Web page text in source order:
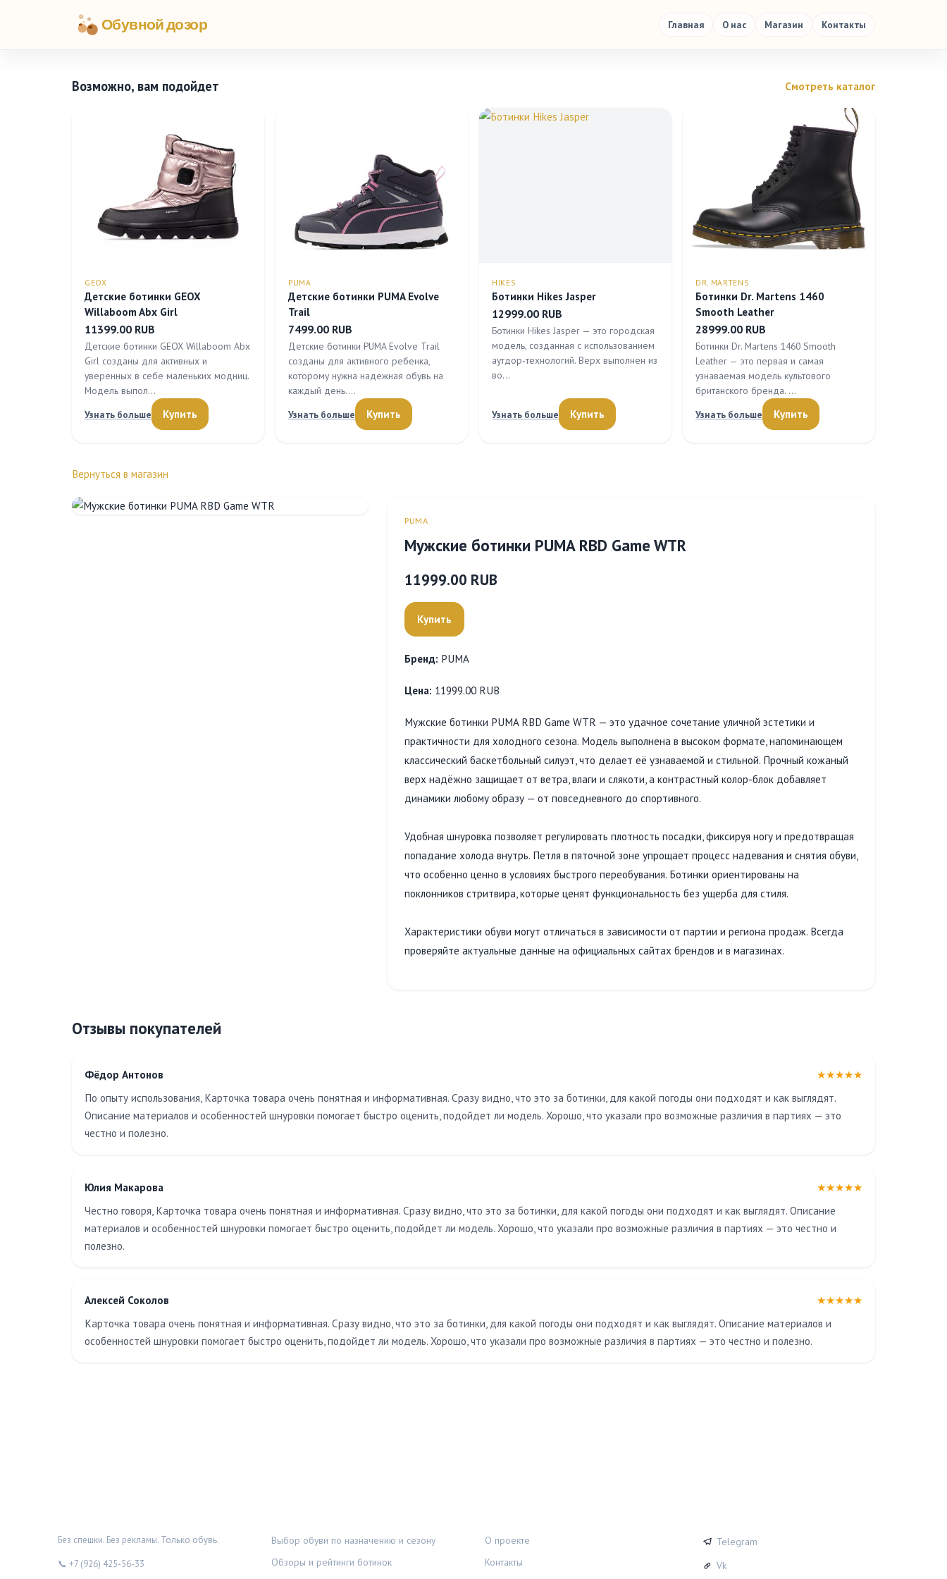
Обувной дозор Главная О нас Магазин Контакты
Возможно, вам подойдет Смотреть каталог
GEOX
Детские ботинки GEOX
Willaboom Abx Girl
11399.00 RUB
Детские ботинки GEOX Willaboom Abx
Girl созданы для активных и
уверенных в себе маленьких модниц.
Модель выпол…
Узнать больше
Купить
PUMA
Детские ботинки PUMA Evolve
Trail
7499.00 RUB
Детские ботинки PUMA Evolve Trail
созданы для активного ребенка,
которому нужна надежная обувь на
каждый день.…
Узнать больше
Купить
HIKES
Ботинки Hikes Jasper
12999.00 RUB
Ботинки Hikes Jasper — это городская
модель, созданная с использованием
аутдор-технологий. Верх выполнен из
во…
Узнать больше Купить
DR. MARTENS
Ботинки Dr. Martens 1460
Smooth Leather
28999.00 RUB
Ботинки Dr. Martens 1460 Smooth
Leather — это первая и самая
узнаваемая модель культового
британского бренда. …
Узнать больше
Купить
Вернуться в магазин
PUMA
Мужские ботинки PUMA RBD Game WTR
11999.00 RUB
Купить
Бренд: PUMA
Цена: 11999.00 RUB
Мужские ботинки PUMA RBD Game WTR — это удачное сочетание уличной эстетики и
практичности для холодного сезона. Модель выполнена в высоком формате, напоминающем
классический баскетбольный силуэт, что делает её узнаваемой и стильной. Прочный кожаный
верх надёжно защищает от ветра, влаги и слякоти, а контрастный колор-блок добавляет
динамики любому образу — от повседневного до спортивного.
Удобная шнуровка позволяет регулировать плотность посадки, фиксируя ногу и предотвращая
попадание холода внутрь. Петля в пяточной зоне упрощает процесс надевания и снятия обуви,
что особенно ценно в условиях быстрого переобувания. Ботинки ориентированы на
поклонников стритвира, которые ценят функциональность без ущерба для стиля.
Характеристики обуви могут отличаться в зависимости от партии и региона продаж. Всегда
проверяйте актуальные данные на официальных сайтах брендов и в магазинах.
Отзывы покупателей
Фёдор Антонов
★★★★★
По опыту использования, Карточка товара очень понятная и информативная. Сразу видно, что это за ботинки, для какой погоды они подходят и как выглядят.
Описание материалов и особенностей шнуровки помогает быстро оценить, подойдет ли модель. Хорошо, что указали про возможные различия в партиях — это
честно и полезно.
Юлия Макарова
★★★★★
Честно говоря, Карточка товара очень понятная и информативная. Сразу видно, что это за ботинки, для какой погоды они подходят и как выглядят. Описание
материалов и особенностей шнуровки помогает быстро оценить, подойдет ли модель. Хорошо, что указали про возможные различия в партиях — это честно и
полезно.
Алексей Соколов
★★★★★
Карточка товара очень понятная и информативная. Сразу видно, что это за ботинки, для какой погоды они подходят и как выглядят. Описание материалов и
особенностей шнуровки помогает быстро оценить, подойдет ли модель. Хорошо, что указали про возможные различия в партиях — это честно и полезно.
Без спешки. Без рекламы. Только обувь.
📞 +7 (926) 425-56-33
Выбор обуви по назначению и сезону
Обзоры и рейтинги ботинок
О проекте
Контакты
Telegram
Vk